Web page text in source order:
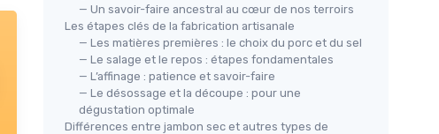
— Un savoir-faire ancestral au cœur de nos terroirs
Les étapes clés de la fabrication artisanale
— Les matières premières : le choix du porc et du sel
— Le salage et le repos : étapes fondamentales
— L’affinage : patience et savoir-faire
— Le désossage et la découpe : pour une
dégustation optimale
Différences entre jambon sec et autres types de